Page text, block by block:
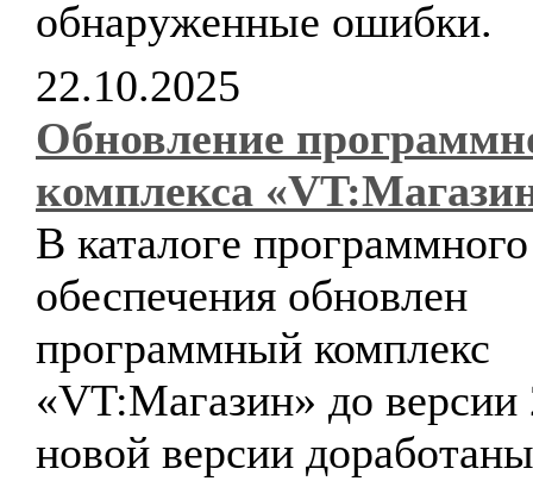
обнаруженные ошибки.
22.10.2025
Обновление
комплекса
В каталоге программного
обеспечения обновлен
программный комплекс
«VT:Магазин» до
новой версии доработаны